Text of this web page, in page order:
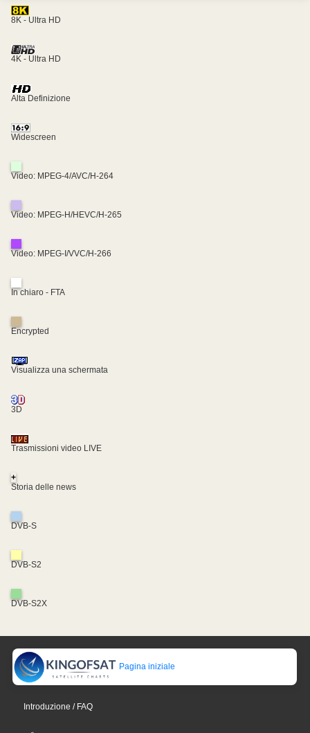
8K - Ultra HD
4K - Ultra HD
Alta Definizione
Widescreen
Video: MPEG-4/AVC/H-264
Video: MPEG-H/HEVC/H-265
Video: MPEG-I/VVC/H-266
In chiaro - FTA
Encrypted
Visualizza una schermata
3D
Trasmissioni video LIVE
+
Storia delle news
DVB-S
DVB-S2
DVB-S2X
Pagina iniziale
Introduzione / FAQ